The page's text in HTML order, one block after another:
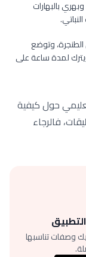
بالبهارات
وتوضع
لمدة ساعة على
حول كيفية
فالرجاء
وصفات تناسبها